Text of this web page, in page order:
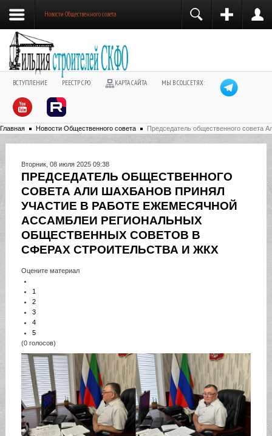
Новости Общественного совета
ВСТУПЛЕНИЕ РЕЕСТР СРО КАРТА САЙТА МЫ В СОЦСЕТЯХ:
Главная Новости Общественного совета Председатель общественного совета
Вторник, 08 июля 2025 09:38
ПРЕДСЕДАТЕЛЬ ОБЩЕСТВЕННОГО
СОВЕТА АЛИ ШАХБАНОВ ПРИНЯЛ
УЧАСТИЕ В РАБОТЕ ЕЖЕМЕСЯЧНОЙ
АССАМБЛЕИ РЕГИОНАЛЬНЫХ
ОБЩЕСТВЕННЫХ СОВЕТОВ В
СФЕРАХ СТРОИТЕЛЬСТВА И ЖКХ
Оцените материал
1
2
3
4
5
(0 голосов)